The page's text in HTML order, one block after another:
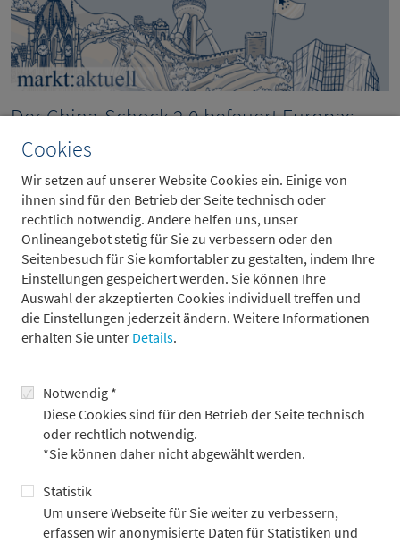
Cookies
Wir setzen auf unserer Website Cookies ein. Einige von
ihnen sind für den Betrieb der Seite technisch oder
rechtlich notwendig. Andere helfen uns, unser
Onlineangebot stetig für Sie zu verbessern oder den
Seitenbesuch für Sie komfortabler zu gestalten, indem Ihre
Einstellungen gespeichert werden. Sie können Ihre
Auswahl der akzeptierten Cookies individuell treffen und
die Einstellungen jederzeit ändern. Weitere Informationen
erhalten Sie unter Details.
Notwendig *
Diese Cookies sind für den Betrieb der Seite technisch
oder rechtlich notwendig.
*Sie können daher nicht abgewählt werden.
Statistik
Um unsere Webseite für Sie weiter zu verbessern,
erfassen wir anonymisierte Daten für Statistiken und
Der China-Schock 2.0 befeuert Europas
Populismus
„Triple Win“ für Gesellschaft,
Volkswirtschaft und Anleger
24.7.2026